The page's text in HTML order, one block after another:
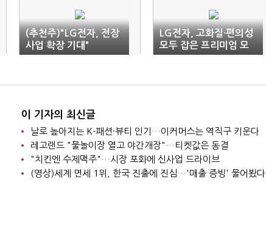
(추천주)"LG전자, 전장
사업 확장 기대"
LG전자, 고화질·편의성
모두 잡은 프리미엄 모
니터 공개
이 기자의 최신글
날로 높아지는 K-패션·뷰티 인기…이커머스는 역직구 키운다
레고랜드 "물놀이장 열고 야간개장"…티켓값은 동결
"치킨엔 수제맥주"…시장 포화에 신사업 드라이브
(영상)세계 면세 1위, 한국 진출에 진심…'매출 증빙' 물어봤다